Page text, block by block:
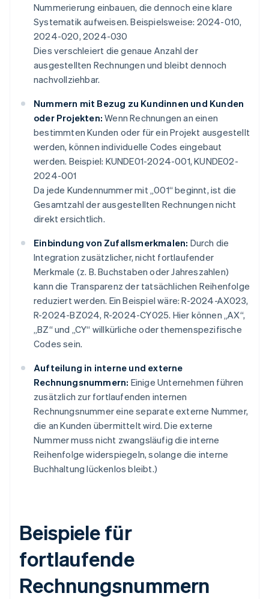
Nummerierung einbauen, die dennoch eine klare
Systematik aufweisen. Beispielsweise: 2024-010,
2024-020, 2024-030
Dies verschleiert die genaue Anzahl der
ausgestellten Rechnungen und bleibt dennoch
nachvollziehbar.
Nummern mit Bezug zu Kundinnen und Kunden
oder Projekten: Wenn Rechnungen an einen
bestimmten Kunden oder für ein Projekt ausgestellt
werden, können individuelle Codes eingebaut
werden. Beispiel: KUNDE01-2024-001, KUNDE02-
2024-001
Da jede Kundennummer mit „001“ beginnt, ist die
Gesamtzahl der ausgestellten Rechnungen nicht
direkt ersichtlich.
Einbindung von Zufallsmerkmalen: Durch die
Integration zusätzlicher, nicht fortlaufender
Merkmale (z. B. Buchstaben oder Jahreszahlen)
kann die Transparenz der tatsächlichen Reihenfolge
reduziert werden. Ein Beispiel wäre: R-2024-AX023,
R-2024-BZ024, R-2024-CY025. Hier können „AX“,
„BZ“ und „CY“ willkürliche oder themenspezifische
Codes sein.
Aufteilung in interne und externe
Rechnungsnummern: Einige Unternehmen führen
zusätzlich zur fortlaufenden internen
Rechnungsnummer eine separate externe Nummer,
die an Kunden übermittelt wird. Die externe
Nummer muss nicht zwangsläufig die interne
Reihenfolge widerspiegeln, solange die interne
Buchhaltung lückenlos bleibt.)
Beispiele für
fortlaufende
Rechnungsnummern